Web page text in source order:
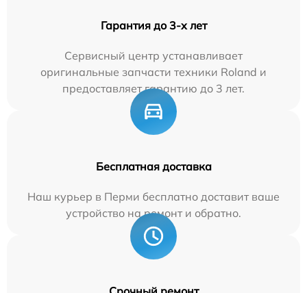
Гарантия до 3-х лет
Сервисный центр устанавливает
оригинальные запчасти техники Roland и
предоставляет гарантию до 3 лет.
Бесплатная доставка
Наш курьер в Перми бесплатно доставит ваше
устройство на ремонт и обратно.